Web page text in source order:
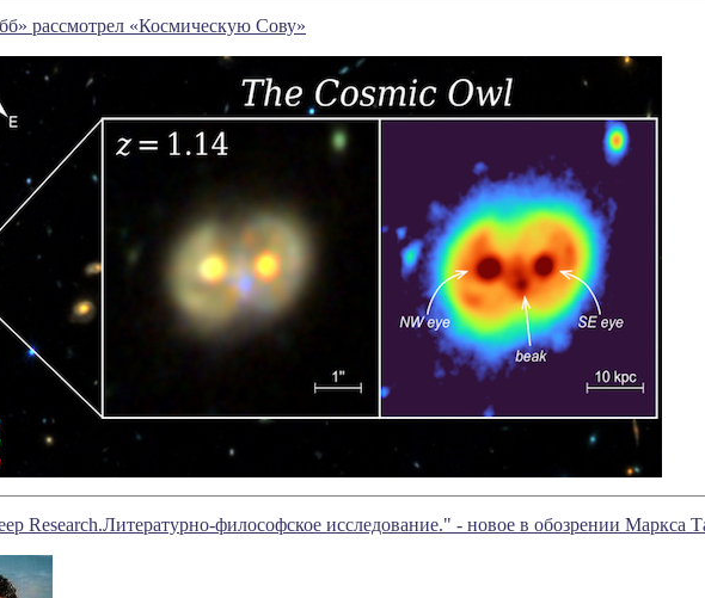
рассмотрел «Космическую Сову»
Research.Литературно-философское исследование." - новое в обозрении Маркса